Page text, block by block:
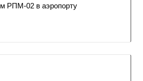
РПМ-02 в аэропорту